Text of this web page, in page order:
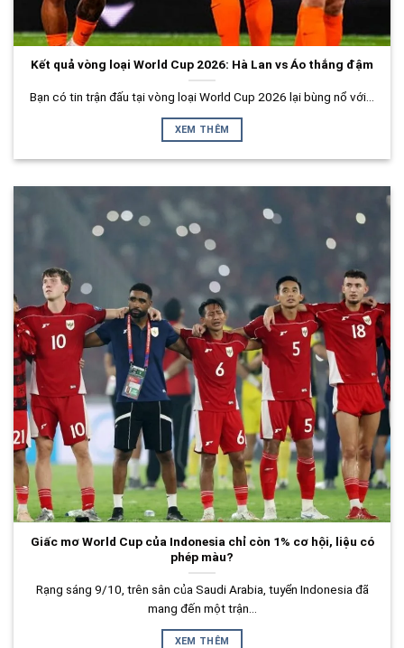
Kết quả vòng loại World Cup 2026: Hà Lan vs Áo thắng đậm
Bạn có tin trận đấu tại vòng loại World Cup 2026 lại bùng nổ với...
XEM THÊM
Giấc mơ World Cup của Indonesia chỉ còn 1% cơ hội, liệu có
phép màu?
Rạng sáng 9/10, trên sân của Saudi Arabia, tuyển Indonesia đã
mang đến một trận...
XEM THÊM